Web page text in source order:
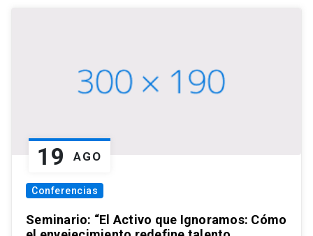
19 AGO
Conferencias
Seminario: “El Activo que Ignoramos: Cómo